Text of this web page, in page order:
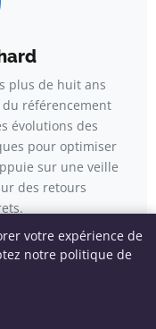
plus de huit ans
référencement
évolutions des
pour optimiser
sur une veille
des retours
→votre expérience de
notre politique de